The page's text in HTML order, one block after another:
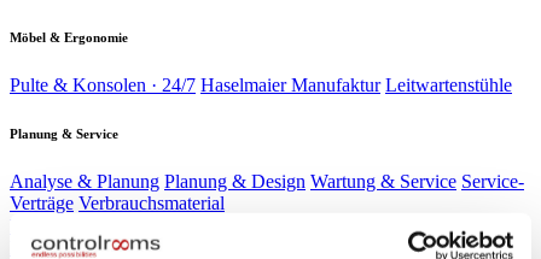
Möbel & Ergonomie
Pulte & Konsolen · 24/7 Haselmaier Manufaktur Leitwartenstühle
Planung & Service
Analyse & Planung Planung & Design Wartung & Service Service-
Verträge Verbrauchsmaterial
Branchen
Energie & WasserSchaltwarten kritischer Infrastruktur
Verkehr &